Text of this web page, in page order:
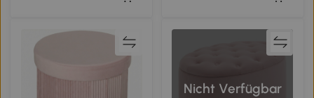
Nicht Verfügbar